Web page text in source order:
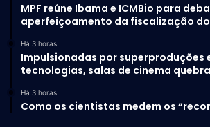
MPF reúne Ibama e ICMBio para
aperfeiçoamento da fiscalização
Há 3 horas
Impulsionadas por superproduções
tecnologias, salas de cinema
Há 3 horas
Como os cientistas medem os